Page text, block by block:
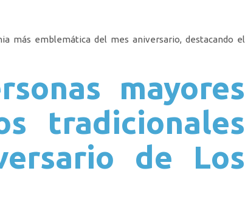
más emblemática del mes aniversario, destacando el
mayores
tradicionales
de Los